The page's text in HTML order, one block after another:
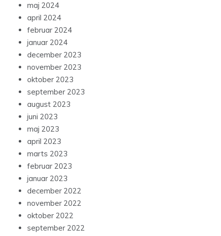
maj 2024
april 2024
februar 2024
januar 2024
december 2023
november 2023
oktober 2023
september 2023
august 2023
juni 2023
maj 2023
april 2023
marts 2023
februar 2023
januar 2023
december 2022
november 2022
oktober 2022
september 2022